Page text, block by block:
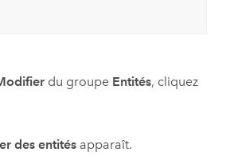
du groupe Entités, cliquez
des entitésapparaît.